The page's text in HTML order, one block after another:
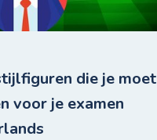
die je moet
voor je examen